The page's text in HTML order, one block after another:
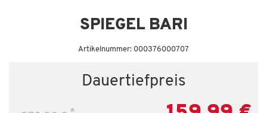
SPIEGEL BARI
Artikelnummer: 000376000707
Dauertiefpreis